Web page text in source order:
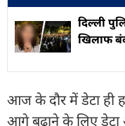
दिल्ली
खिलाफ
आज के दौर में डेटा ही
आगे बढ़ाने के लिए डेटा